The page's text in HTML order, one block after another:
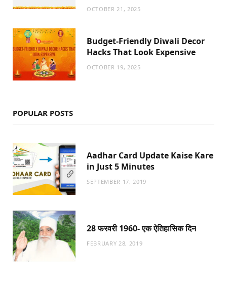
OCTOBER 21, 2025
Budget-Friendly Diwali Decor
Hacks That Look Expensive
OCTOBER 19, 2025
POPULAR POSTS
Aadhar Card Update Kaise Kare
in Just 5 Minutes
SEPTEMBER 17, 2019
28 फरवरी 1960- एक ऐतिहासिक दिन
FEBRUARY 28, 2019